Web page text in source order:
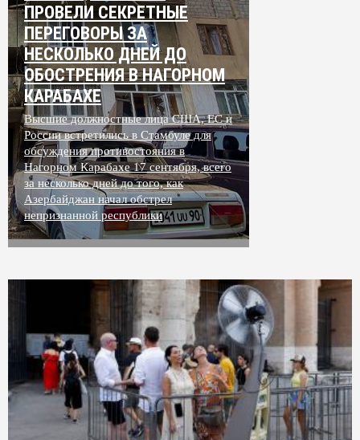
ПРОВЕЛИ СЕКРЕТНЫЕ
ПЕРЕГОВОРЫ ЗА
НЕСКОЛЬКО ДНЕЙ ДО
ОБОСТРЕНИЯ В НАГОРНОМ
КАРАБАХЕ
Высшие должностные лица США, ЕС и
России встретились в Стамбуле для
обсуждения противостояния в
Нагорном Карабахе 17 сентября, всего
за несколько дней до того, как
Азербайджан начал обстрел
непризнанной республики